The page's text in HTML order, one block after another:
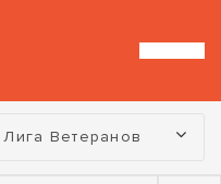
Ветеранов